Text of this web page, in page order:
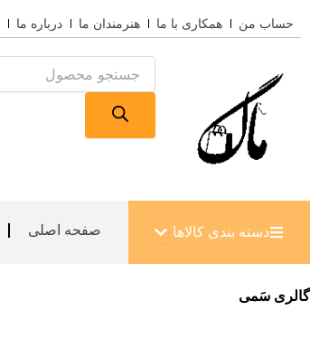
به
حساب من همکاری با ما هنرمندان ما درباره ما
search
دسته بندی کالاها باز کردن دسته بندی کالاها
صفحه اصلی
گالری سَمی